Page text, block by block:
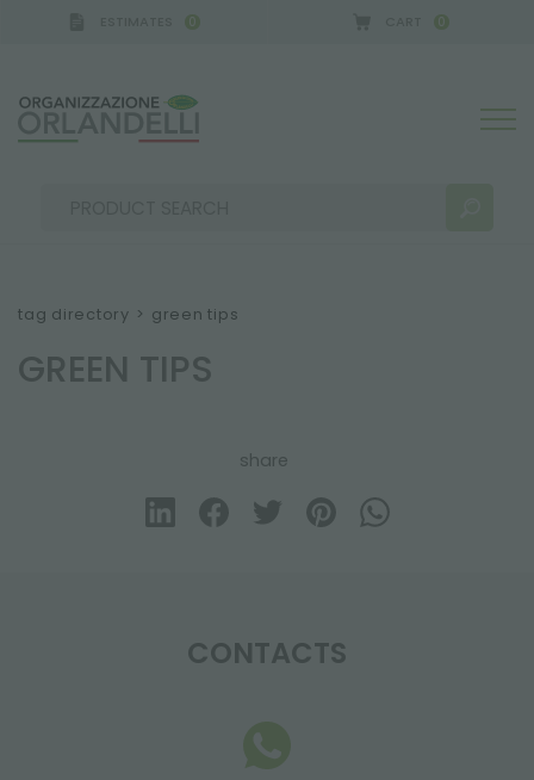
0 0
SEARCH RESULTS:
MORE RESULTS FOR YOU:
tag directory > green tips
GREEN TIPS
share
CONTACTS